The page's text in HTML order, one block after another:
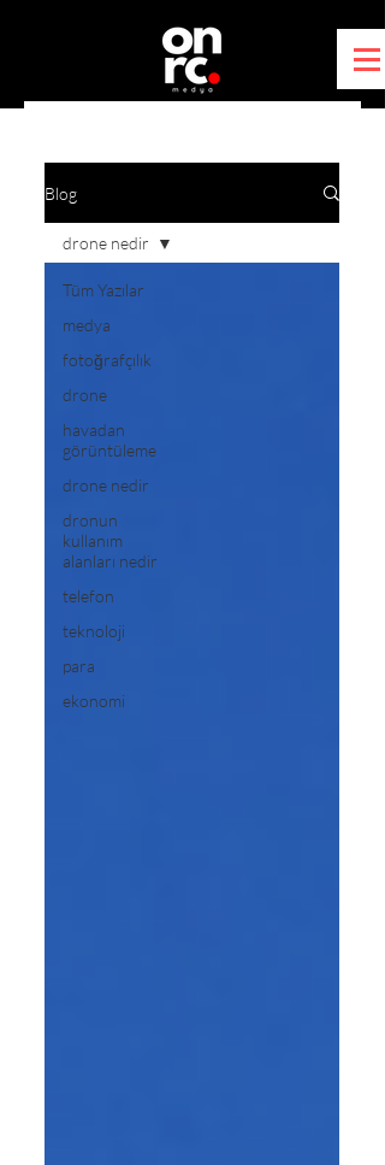
Blog
Tüm Yazılar
medya
fotoğrafçılık
drone
havadan
görüntüleme
drone nedir
dronun
kullanım
alanları nedir
telefon
teknoloji
para
ekonomi
drone nedir